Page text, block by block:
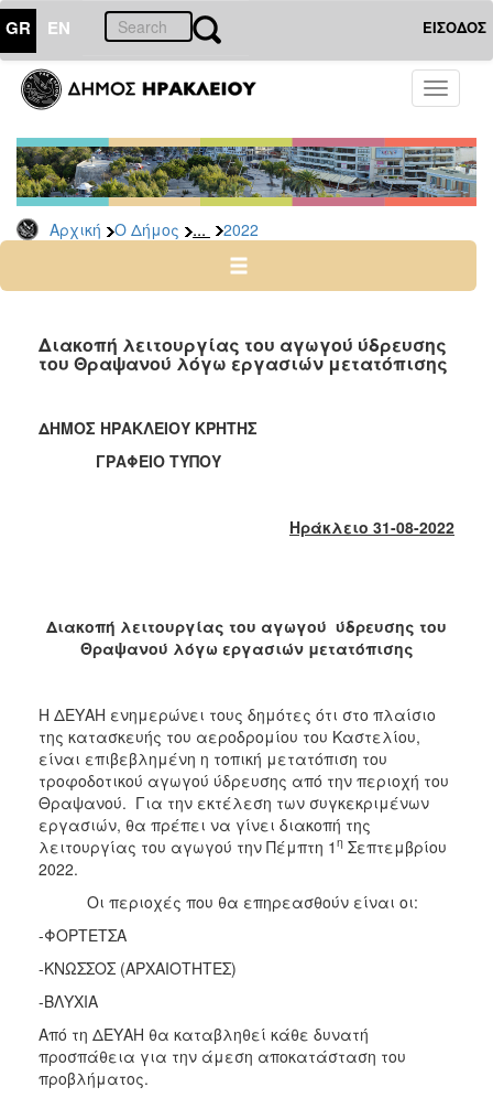
GR EN ΕΙΣΟΔΟΣ
Toggle
Αρχική Ο Δήμος ... 2022
ΔΗΜΟΣ
Δελτία
Τύπου
Αρχείο
2026
2024
2022
2020
2019
2013
2012
2010
2006
ΑΝΘΕΚΤΙΚΗ
Διακοπή λειτουργίας του αγωγού ύδρευσης
του Θραψανού λόγω εργασιών μετατόπισης
ΔΗΜΟΣ ΗΡΑΚΛΕΙΟΥ ΚΡΗΤΗΣ
ΓΡΑΦΕΙΟ ΤΥΠΟΥ
Ηράκλειο 31-08-2022
Διακοπή λειτουργίας του αγωγού ύδρευσης του
Θραψανού λόγω εργασιών μετατόπισης
Η ΔΕΥΑΗ ενημερώνει τους δημότες ότι στο πλαίσιο
της κατασκευής του αεροδρομίου του Καστελίου,
είναι επιβεβλημένη η τοπική μετατόπιση του
τροφοδοτικού αγωγού ύδρευσης από την περιοχή του
Θραψανού. Για την εκτέλεση των συγκεκριμένων
εργασιών, θα πρέπει να γίνει διακοπή της
λειτουργίας του αγωγού την Πέμπτη 1 η Σεπτεμβρίου
2022.
Οι περιοχές που θα επηρεασθούν είναι οι:
-ΦΟΡΤΕΤΣΑ
-ΚΝΩΣΣΟΣ (ΑΡΧΑΙΟΤΗΤΕΣ)
-ΒΛΥΧΙΑ
Από τη ΔΕΥΑΗ θα καταβληθεί κάθε δυνατή
προσπάθεια για την άμεση αποκατάσταση του
προβλήματος.